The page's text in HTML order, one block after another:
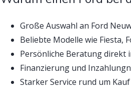
Große Auswahl an Ford
Beliebte Modelle wie Fiesta,
Persönliche Beratung direkt
Finanzierung und
Starker Service rund um